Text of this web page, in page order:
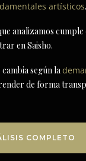
artísticos.
analizamos
en Saisho.
según la
de forma
COMPLETO